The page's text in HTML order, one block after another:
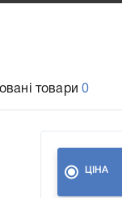
товари 0
ЦІНА